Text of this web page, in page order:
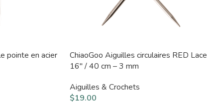
pointe en acier
ChiaoGoo Aiguilles circulaires RED Lace
16″ / 40 cm – 3 mm
Aiguilles & Crochets
$19.00